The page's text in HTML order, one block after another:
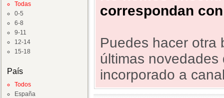
Todas
0-5
6-8
9-11
12-14
15-18
País
Todos
España
correspondan
Puedes hacer otra
últimas
incorporado a